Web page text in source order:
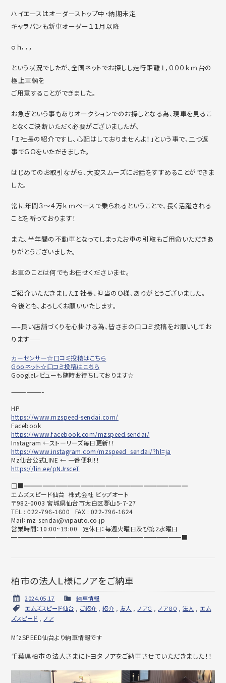
ハイエースはオーダーストップ中・納期未定
キャラバンも新車オーダー１１月以降
ｏｈ，，，
という状況でしたが、全国ネットでお探しし走行距離１，０００ｋｍ台の
極上車輛を
ご用意することができました。
お急ぎという事もありオークションでのお探しとなる為、現車を見るこ
となくご決断いただく必要がございましたが、
「Ｉ社長の紹介ですし、心配はしておりませんよ！」という事で、二つ返
事でＧＯをいただきました。
はじめてのお取引ながら、大変スムーズにお話をすすめることができま
した。
常に年間３～４万ｋｍペースで乗られるということで、長く活躍される
ことを祈っております！
また、半年間の不動車となってしまったお車の引取もご用命いただきあ
りがとうございました。
お車のことは何でもお任せくださいませ。
ご紹介いただきましたＩ社長、担当のＯ様、ありがとうございました。
今後とも、よろしくお願いいたします。
—–良い店舗づくりを心掛ける為、皆さまの口コミ投稿をお願いしてお
ります——
カーセンサー☆口コミ投稿はこちら
Gooネット☆口コミ投稿はこちら
Googleレビューも随時お待ちしております☆
——————-
HP
https://www.mzspeed-sendai.com/
Facebook
https://www.facebook.com/mzspeed.sendai/
Instagram ←ストーリーズ毎日更新！！
https://www.instagram.com/mzspeed_sendai/?hl=ja
Mz仙台公式LINE ← 一番便利！！
https://lin.ee/pNJrsceT
——————–
□■━━━━━━━━━━━━━━━━━━━━━━━━━━
エムズスピード仙台 株式会社 ビップオート
〒982-0003 宮城県仙台市太白区郡山5-7-27
TEL : 022-796-1600 FAX : 022-796-1624
Mail：mz-sendai@vipauto.co.jp
営業時間：10:00~19:00 定休日：毎週火曜日及び第2水曜日
━━━━━━━━━━━━━━━━━━━━━━━━━━━■
柏市の法人Ｌ様にノアをご納車
2024.05.17
納車情報
エムズスピード仙台
ご紹介 ,紹介 友人 ノアＧ ノア８０ 法人
エム
ズスピード
ノア
M’zSPEED仙台より納車情報です
千葉県柏市の法人さまにトヨタ ノアをご納車させていただきました！！